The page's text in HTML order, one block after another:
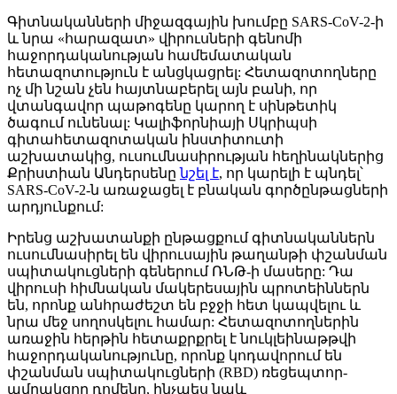
Գիտնականների միջազգային խումբը SARS-CoV-2-ի
և նրա «հարազատ» վիրուսների գենոմի
հաջորդականության համեմատական
հետազոտություն է անցկացրել: Հետազոտողները
ոչ մի նշան չեն հայտնաբերել այն բանի, որ
վտանգավոր պաթոգենը կարող է սինթետիկ
ծագում ունենալ: Կալիֆորնիայի Սկրիպսի
գիտահետազոտական ինստիտուտի
աշխատակից, ուսումնասիրության հեղինակներից
Քրիստիան Անդերսենընշել է, որ կարելի է պնդել՝
SARS-CoV-2-ն առաջացել է բնական գործընթացների
արդյունքում:
Իրենց աշխատանքի ընթացքում գիտնականներն
ուսումնասիրել են վիրուսային թաղանթի փշանման
սպիտակուցների գեներում ՌՆԹ-ի մասերը: Դա
վիրուսի հիմնական մակերեսային պրոտեիններն
են, որոնք անհրաժեշտ են բջջի հետ կապվելու և
նրա մեջ սողոսկելու համար: Հետազոտողներին
առաջին հերթին հետաքրքրել է նուկլեինաթթվի
հաջորդականությունը, որոնք կոդավորում են
փշանման սպիտակուցների (RBD) ռեցեպտոր-
ամրակցող դոմենը, ինչպես նաև